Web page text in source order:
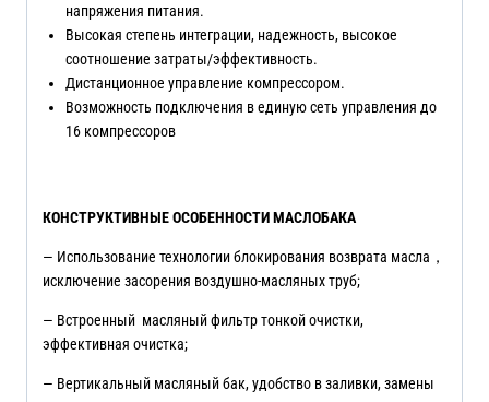
напряжения питания.
Высокая степень интеграции, надежность, высокое
соотношение затраты/эффективность.
Дистанционное управление компрессором.
Возможность подключения в единую сеть управления до
16 компрессоров
КОНСТРУКТИВНЫЕ ОСОБЕННОСТИ МАСЛОБАКА
— Использование технологии блокирования возврата масла，
исключение засорения воздушно-масляных труб;
— Встроенный масляный фильтр тонкой очистки,
эффективная очистка;
— Вертикальный масляный бак, удобство в заливки, замены